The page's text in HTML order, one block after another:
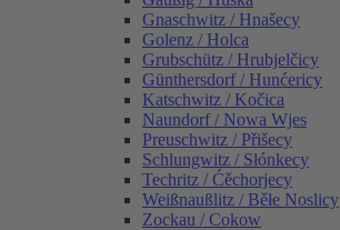
Gnaschwitz / Hnašecy
Golenz / Holca
Grubschütz / Hrubjelčicy
Günthersdorf / Hunćericy
Katschwitz / Kočica
Naundorf / Nowa Wjes
Preuschwitz / Přišecy
Schlungwitz / Słónkecy
Techritz / Ćěchorjecy
Weißnaußlitz / Běłe Noslicy
Zockau / Cokow